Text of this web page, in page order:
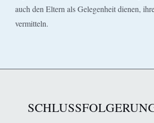
auch den Eltern als Gelegenheit dienen,
vermitteln.